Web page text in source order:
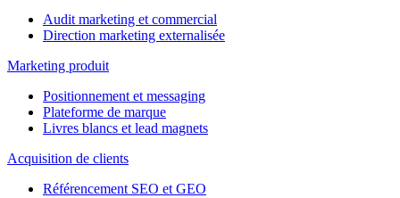
Audit marketing et commercial
Direction marketing externalisée
Marketing produit
Positionnement et messaging
Plateforme de marque
Livres blancs et lead magnets
Acquisition de clients
Référencement SEO et GEO